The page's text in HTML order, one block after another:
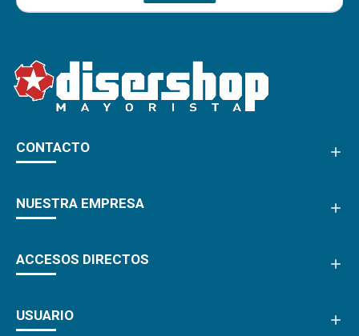
CONTACTO
NUESTRA EMPRESA
ACCESOS DIRECTOS
USUARIO